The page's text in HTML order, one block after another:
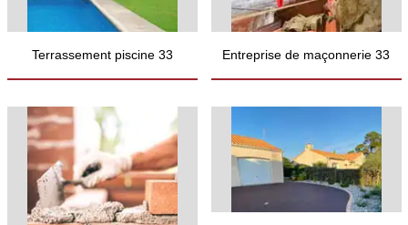
Terrassement piscine 33 Entreprise de maçonnerie 33